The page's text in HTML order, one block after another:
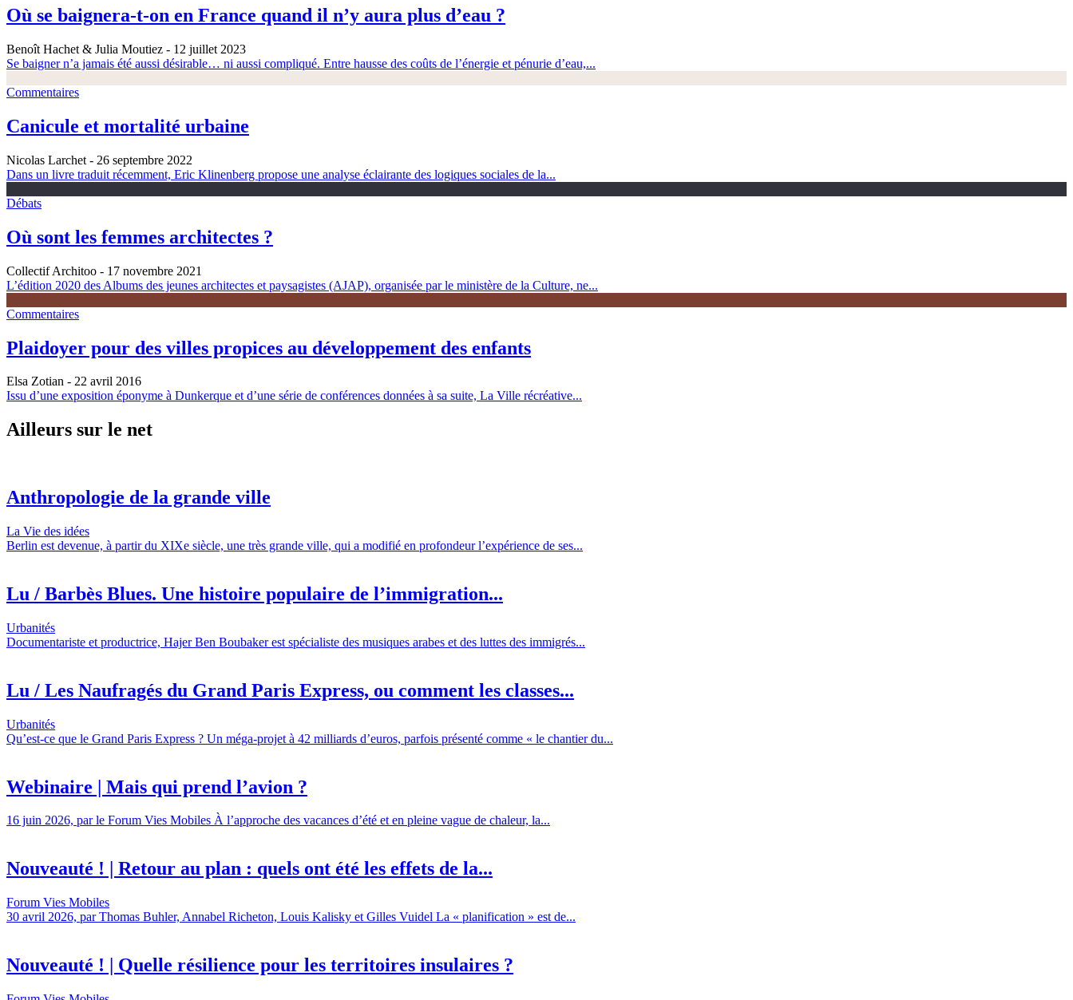
Où se baignera-t-on en France quand il n’y aura plus d’eau ?
Benoît Hachet & Julia Moutiez - 12 juillet 2023
Se baigner n’a jamais été aussi désirable… ni aussi compliqué. Entre hausse des coûts de l’énergie et pénurie d’eau,...
Commentaires
Canicule et mortalité urbaine
Nicolas Larchet - 26 septembre 2022
Dans un livre traduit récemment, Eric Klinenberg propose une analyse éclairante des logiques sociales de la...
Débats
Où sont les femmes architectes ?
Collectif Architoo - 17 novembre 2021
L’édition 2020 des Albums des jeunes architectes et paysagistes (AJAP), organisée par le ministère de la Culture, ne...
Commentaires
Plaidoyer pour des villes propices au développement des enfants
Elsa Zotian - 22 avril 2016
Issu d’une exposition éponyme à Dunkerque et d’une série de conférences données à sa suite, La Ville récréative...
Ailleurs sur le net
Anthropologie de la grande ville
La Vie des idées
Berlin est devenue, à partir du XIXe siècle, une très grande ville, qui a modifié en profondeur l’expérience de ses...
Lu / Barbès Blues. Une histoire populaire de l’immigration...
Urbanités
Documentariste et productrice, Hajer Ben Boubaker est spécialiste des musiques arabes et des luttes des immigrés...
Lu / Les Naufragés du Grand Paris Express, ou comment les classes...
Urbanités
Qu’est-ce que le Grand Paris Express ? Un méga-projet à 42 milliards d’euros, parfois présenté comme « le chantier du...
Webinaire | Mais qui prend l’avion ?
16 juin 2026, par le Forum Vies Mobiles À l’approche des vacances d’été et en pleine vague de chaleur, la...
Nouveauté ! | Retour au plan : quels ont été les effets de la...
Forum Vies Mobiles
30 avril 2026, par Thomas Buhler, Annabel Richeton, Louis Kalisky et Gilles Vuidel La « planification » est de...
Nouveauté ! | Quelle résilience pour les territoires insulaires ?